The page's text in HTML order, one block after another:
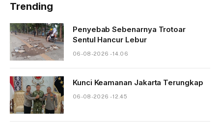
Trending
Penyebab Sebenarnya Trotoar
Sentul Hancur Lebur
06-08-2026 - 14.06
Kunci Keamanan Jakarta Terungkap
06-08-2026 - 12.45